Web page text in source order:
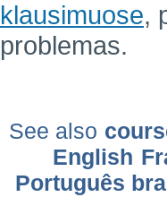
klausimuose,
problemas.
See also
English
Português